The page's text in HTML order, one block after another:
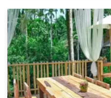
zijn voorzien van d